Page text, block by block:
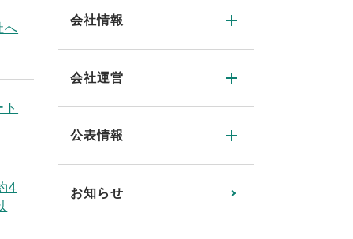
へ
4
会社情報
会社運営
公表情報
お知らせ